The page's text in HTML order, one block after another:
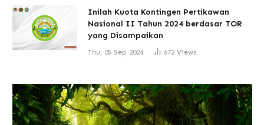
Inilah Kuota Kontingen Pertikawan
Nasional II Tahun 2024 berdasar TOR
yang Disampaikan
Thu, 05 Sep 2024 672 Views